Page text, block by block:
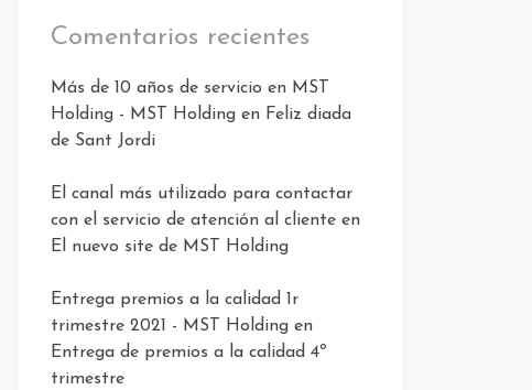
Comentarios recientes
Más de 10 años de servicio en MST
Holding - MST Holding en Feliz diada
de Sant Jordi
El canal más utilizado para contactar
con el servicio de atención al cliente en
El nuevo site de MST Holding
Entrega premios a la calidad 1r
trimestre 2021 - MST Holding en
Entrega de premios a la calidad 4º
trimestre